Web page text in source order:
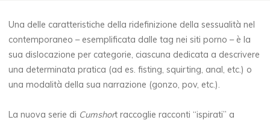
Una delle caratteristiche della ridefinizione della sessualità nel
contemporaneo – esemplificata dalle tag nei siti porno – è la
sua dislocazione per categorie, ciascuna dedicata a descrivere
una determinata pratica (ad es. fisting, squirting, anal, etc.) o
una modalità della sua narrazione (gonzo, pov, etc.).
La nuova serie di Cumshort raccoglie racconti “ispirati” a